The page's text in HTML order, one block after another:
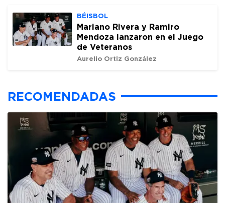
BÉISBOL
Mariano Rivera y Ramiro
Mendoza lanzaron en el Juego
de Veteranos
Aurelio Ortiz González
RECOMENDADAS